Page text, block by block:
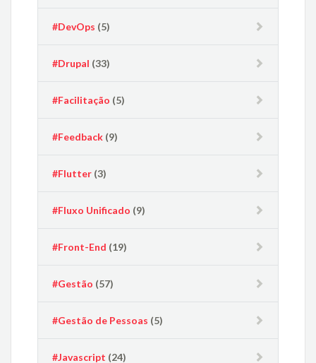
#DevOps (5)
#Drupal (33)
#Facilitação (5)
#Feedback (9)
#Flutter (3)
#Fluxo Unificado (9)
#Front-End (19)
#Gestão (57)
#Gestão de Pessoas (5)
#Javascript (24)